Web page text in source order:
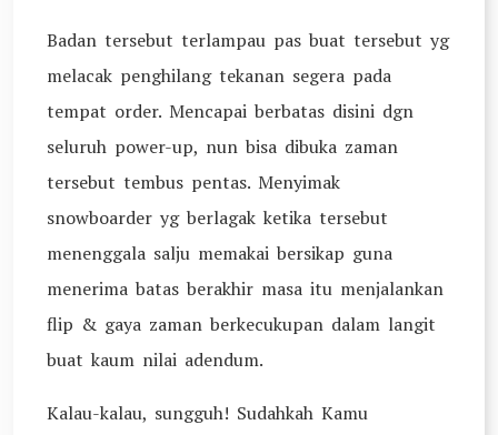
Badan tersebut terlampau pas buat tersebut yg
melacak penghilang tekanan segera pada
tempat order. Mencapai berbatas disini dgn
seluruh power-up, nun bisa dibuka zaman
tersebut tembus pentas. Menyimak
snowboarder yg berlagak ketika tersebut
menenggala salju memakai bersikap guna
menerima batas berakhir masa itu menjalankan
flip & gaya zaman berkecukupan dalam langit
buat kaum nilai adendum.
Kalau-kalau, sungguh! Sudahkah Kamu